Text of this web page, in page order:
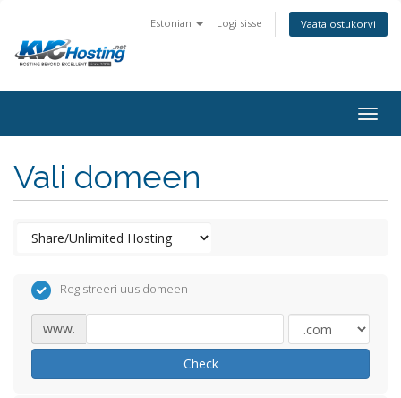
Estonian Logi sisse Vaata ostukorvi
Vali domeen
Registreeri uus domeen
www.
Check